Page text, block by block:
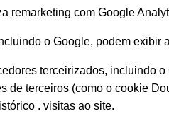
remarketing com Google
o Google, podem exibir
terceirizados, incluindo
de terceiros (como o cookie
. visitas ao site.